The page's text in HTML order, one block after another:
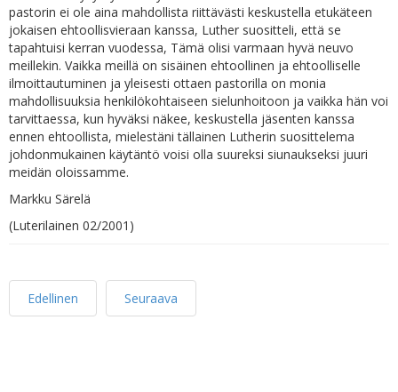
pastorin ei ole aina mahdollista riittävästi keskustella etukäteen
jokaisen ehtoollisvieraan kanssa, Luther suositteli, että se
tapahtuisi kerran vuodessa, Tämä olisi varmaan hyvä neuvo
meillekin. Vaikka meillä on sisäinen ehtoollinen ja ehtoolliselle
ilmoittautuminen ja yleisesti ottaen pastorilla on monia
mahdollisuuksia henkilökohtaiseen sielunhoitoon ja vaikka hän voi
tarvittaessa, kun hyväksi näkee, keskustella jäsenten kanssa
ennen ehtoollista, mielestäni tällainen Lutherin suosittelema
johdonmukainen käytäntö voisi olla suureksi siunaukseksi juuri
meidän oloissamme.
Markku Särelä
(Luterilainen 02/2001)
Edellinen Seuraava